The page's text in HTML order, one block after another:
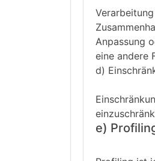
Anpassung
eine andere
d)
e)